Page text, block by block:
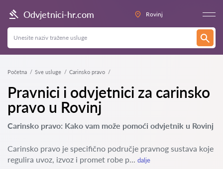
Odvjetnici-hr.com Rovinj
Početna Sve usluge Carinsko pravo
Pravnici i odvjetnici za carinsko
pravo u Rovinj
Carinsko pravo: Kako vam može pomoći odvjetnik u Rovinj
Carinsko pravo je specifično područje pravnog sustava koje
regulira uvoz, izvoz i promet robe p... dalje